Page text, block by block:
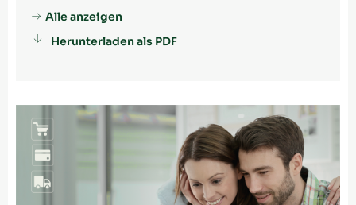
Alle anzeigen
Herunterladen als PDF